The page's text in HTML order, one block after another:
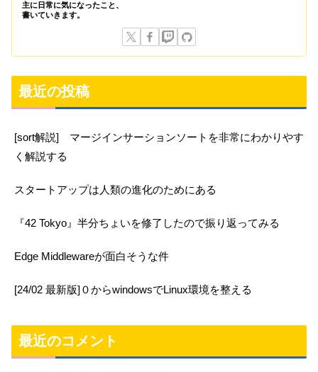
主に日常に気になったこと、
書いていきます。
最近の投稿
[sort解説] マージインサーションソートを非常にわかりやす
く解説する
スタートアップは人類の進化のためにある
『42 Tokyo』半分ちょいを修了したので振り返ってみる
Edge Middlewareが面白そうな件
[24/02 最新版]０からwindowsでLinux環境を整える
最近のコメント